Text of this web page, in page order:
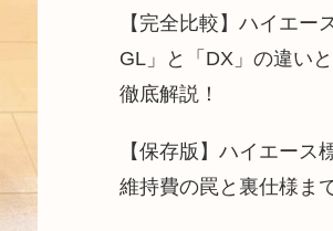
【完全比較】ハイエー
GL」と「DX」の違い
徹底解説！
【保存版】ハイエース
維持費の罠と裏仕様ま